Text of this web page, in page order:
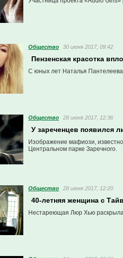
Общество 30 июня 2017, 09:42
Пензенская красотка
С юных лет Наталья
Общество 28 июня 2017, 12:36
У зареченцев появился
Изображение мафиози,
Центральном парке Заречного.
Общество 28 июня 2017, 12:20
40-летняя женщина с
Нестареющая Люр Хью